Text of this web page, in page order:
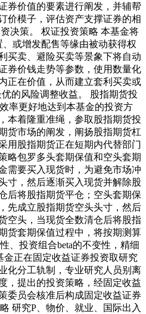
券价值的要素进行阐发，并辅帮
价模子，评估资产支撑证券的相
决策。 权证投资策略 本基金将
或增发配售等缘由被动获得权
买卖、避险买卖等景象下将自动
券价钱走势等参数，使用数量化
正在价值，从而建立套利买卖或
的风险调整收益。 股指期货投
率更好地达到本基金的投资方
本着隆重准绳，参取股指期货投
货市场的阐发，阐扬股指期货杠
用股指期货正在短期内代替部门
略包罗多头套期保值和空头套期
需要买入现货时，为避免市场冲
寸，然后逐渐买入现货并解除股
后将股指期货平仓；空头套期保
先成立股指期货空头头寸，然后
空头，当现货全数清仓后将股指
货套期保值过程中，将按期测算
、投资组合beta的不变性，精细
正在固定收益证券投资取研究
化分工轨制，专业研究人员别离
，提出的投资策略，经固定收益
委员会核准后构成固定收益证券
研究P、物价、就业、国际出入